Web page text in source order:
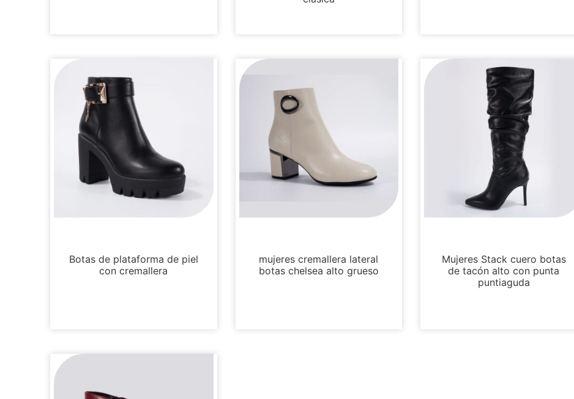
Botas de plataforma de piel
con cremallera
mujeres cremallera lateral
botas chelsea alto grueso
Mujeres Stack cuero botas
de tacón alto con punta
puntiaguda